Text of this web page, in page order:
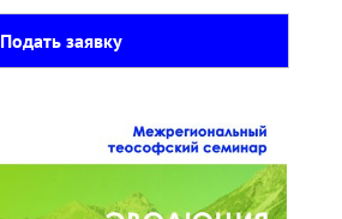
Подать заявку